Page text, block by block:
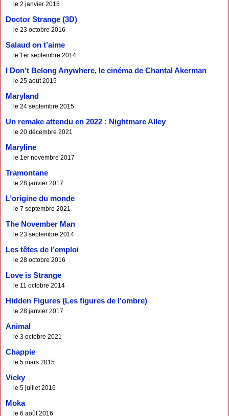
le 2 janvier 2015
Doctor Strange (3D)
le 23 octobre 2016
Salaud on t’aime
le 1er septembre 2014
I Don’t Belong Anywhere, le cinéma de Chantal Akerman
le 25 août 2015
Maryland
le 24 septembre 2015
Un remake attendu en 2022 : Nightmare Alley
le 20 décembre 2021
Maryline
le 1er novembre 2017
Tramontane
le 28 janvier 2017
L’origine du monde
le 7 septembre 2021
The November Man
le 23 septembre 2014
Les têtes de l’emploi
le 28 octobre 2016
Love is Strange
le 11 octobre 2014
Hidden Figures (Les figures de l’ombre)
le 28 janvier 2017
Animal
le 3 octobre 2021
Chappie
le 5 mars 2015
Vicky
le 5 juillet 2016
Moka
le 6 août 2016